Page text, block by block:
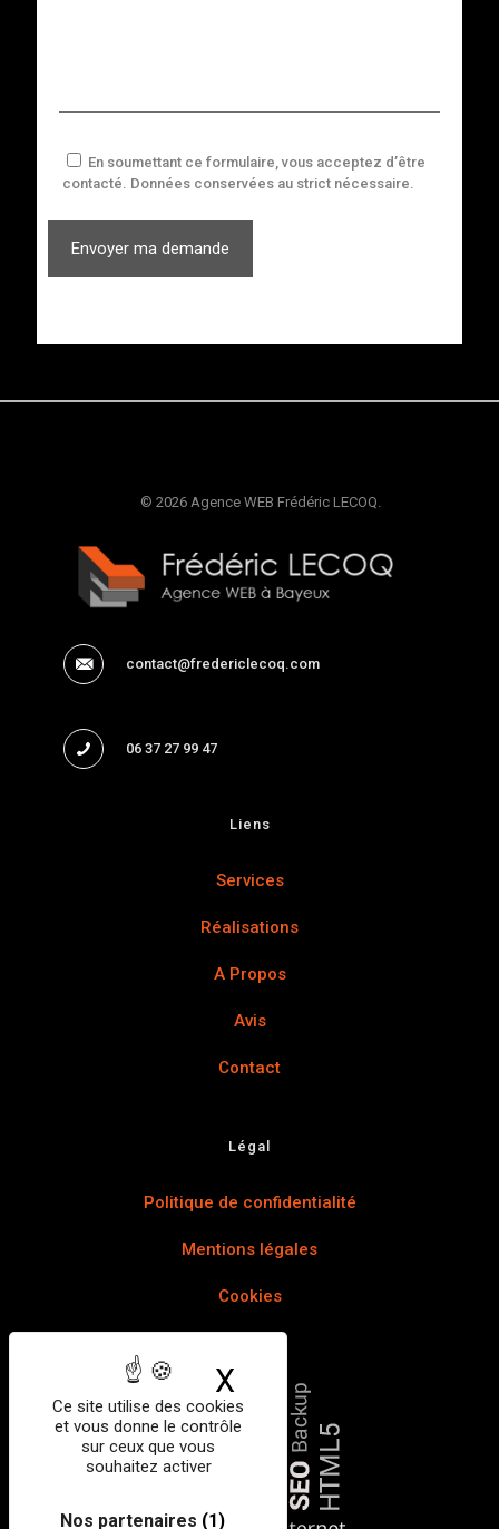
Ce site utilise des cookies
et vous donne le contrôle
sur ceux que vous
souhaitez activer
Nos partenaires (1)
XMasquer le
En soumettant ce formulaire, vous acceptez d’être
contacté. Données conservées au strict nécessaire.
© 2026 Agence WEB Frédéric LECOQ.
contact@fredericlecoq.com
06 37 27 99 47
Liens
Services
Réalisations
A Propos
Avis
Contact
Légal
Politique de confidentialité
Mentions légales
Cookies